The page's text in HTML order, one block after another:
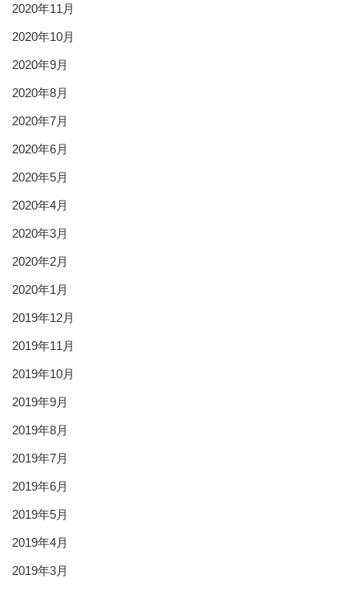
2020年11月
2020年10月
2020年9月
2020年8月
2020年7月
2020年6月
2020年5月
2020年4月
2020年3月
2020年2月
2020年1月
2019年12月
2019年11月
2019年10月
2019年9月
2019年8月
2019年7月
2019年6月
2019年5月
2019年4月
2019年3月